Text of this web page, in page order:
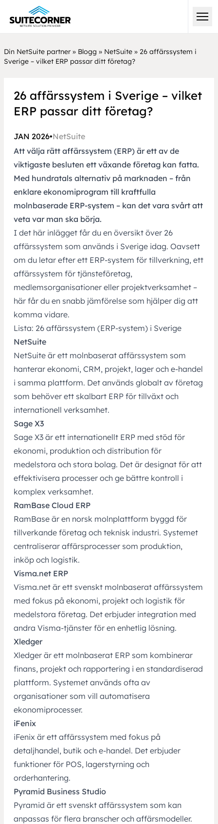
Din NetSuite partner » Blogg » NetSuite » 26 affärssystem i
Sverige – vilket ERP passar ditt företag?
26 affärssystem i Sverige – vilket
ERP passar ditt företag?
JAN 2026•NetSuite
Att välja rätt affärssystem (ERP) är ett av de
viktigaste besluten ett växande företag kan fatta.
Med hundratals alternativ på marknaden – från
enklare ekonomiprogram till kraftfulla
molnbaserade ERP-system – kan det vara svårt att
veta var man ska börja.
I det här inlägget får du en översikt över 26
affärssystem som används i Sverige idag. Oavsett
om du letar efter ett ERP-system för tillverkning, ett
affärssystem för tjänsteföretag,
medlemsorganisationer eller projektverksamhet –
här får du en snabb jämförelse som hjälper dig att
komma vidare.
Lista: 26 affärssystem (ERP-system) i Sverige
NetSuite
NetSuite är ett molnbaserat affärssystem som
hanterar ekonomi, CRM, projekt, lager och e‑handel
i samma plattform. Det används globalt av företag
som behöver ett skalbart ERP för tillväxt och
internationell verksamhet.
Sage X3
Sage X3 är ett internationellt ERP med stöd för
ekonomi, produktion och distribution för
medelstora och stora bolag. Det är designat för att
effektivisera processer och ge bättre kontroll i
komplex verksamhet.
RamBase Cloud ERP
RamBase är en norsk molnplattform byggd för
tillverkande företag och teknisk industri. Systemet
centraliserar affärsprocesser som produktion,
inköp och logistik.
Visma.net ERP
Visma.net är ett svenskt molnbaserat affärssystem
med fokus på ekonomi, projekt och logistik för
medelstora företag. Det erbjuder integration med
andra Visma‑tjänster för en enhetlig lösning.
Xledger
Xledger är ett molnbaserat ERP som kombinerar
finans, projekt och rapportering i en standardiserad
plattform. Systemet används ofta av
organisationer som vill automatisera
ekonomiprocesser.
iFenix
iFenix är ett affärssystem med fokus på
detaljhandel, butik och e‑handel. Det erbjuder
funktioner för POS, lagerstyrning och
orderhantering.
Pyramid Business Studio
Pyramid är ett svenskt affärssystem som kan
anpassas för flera branscher och affärsmodeller.